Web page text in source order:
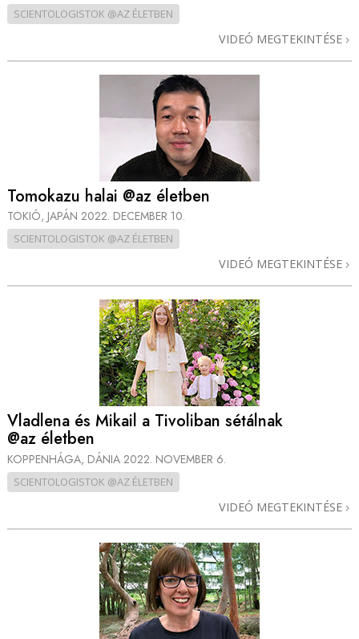
SCIENTOLOGISTOK @AZ ÉLETBEN
VIDEÓ MEGTEKINTÉSE
Tomokazu halai @az életben
TOKIÓ, JAPÁN 2022. DECEMBER 10.
SCIENTOLOGISTOK @AZ ÉLETBEN
VIDEÓ MEGTEKINTÉSE
Vladlena és Mikail a Tivoliban sétálnak
@az életben
KOPPENHÁGA, DÁNIA 2022. NOVEMBER 6.
SCIENTOLOGISTOK @AZ ÉLETBEN
VIDEÓ MEGTEKINTÉSE